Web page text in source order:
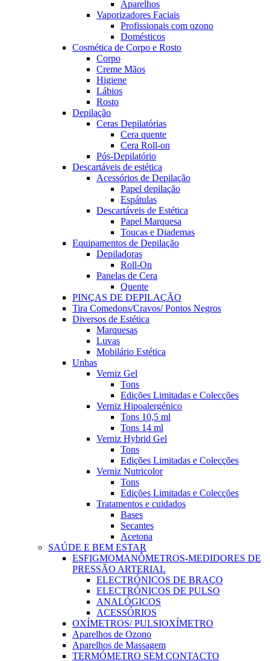
Aparelhos
Vaporizadores Faciais
Profissionais com ozono
Domésticos
Cosmética de Corpo e Rosto
Corpo
Creme Mãos
Higiene
Lábios
Rosto
Depilação
Ceras Depilatórias
Cera quente
Cera Roll-on
Pós-Depilatório
Descartáveis de estética
Acessórios de Depilação
Papel depilação
Espátulas
Descartáveis de Estética
Papel Marquesa
Toucas e Diademas
Equipamentos de Depilação
Depiladoras
Roll-On
Panelas de Cera
Quente
PINÇAS DE DEPILAÇÃO
Tira Comedons/Cravos/ Pontos Negros
Diversos de Estética
Marquesas
Luvas
Mobilário Estética
Unhas
Verniz Gel
Tons
Edições Limitadas e Colecções
Verniz Hipoalergénico
Tons 10,5 ml
Tons 14 ml
Verniz Hybrid Gel
Tons
Edições Limitadas e Colecções
Verniz Nutricolor
Tons
Edições Limitadas e Colecções
Tratamentos e cuidados
Bases
Secantes
Acetona
SAÚDE E BEM ESTAR
ESFIGMOMANÔMETROS-MEDIDORES DE
PRESSÃO ARTERIAL
ELECTRÓNICOS DE BRAÇO
ELECTRÓNICOS DE PULSO
ANALÓGICOS
ACESSÓRIOS
OXÍMETROS/ PULSIOXÍMETRO
Aparelhos de Ozono
Aparelhos de Massagem
TERMÓMETRO SEM CONTACTO